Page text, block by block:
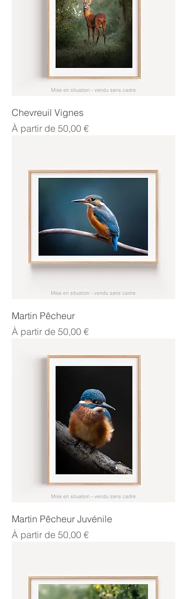
Chevreuil Vignes
À partir de 50,00 €
Prix promotionnel
Martin Pêcheur
À partir de 50,00 €
Prix promotionnel
Martin Pêcheur Juvénile
À partir de 50,00 €
Prix promotionnel